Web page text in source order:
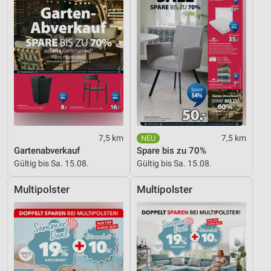
7,5 km
Gartenabverkauf
Gültig bis Sa. 15.08.
7,5 km
Spare bis zu 70%
Gültig bis Sa. 15.08.
Multipolster Multipolster
Verwendung reduzierter Daten zur Auswahl von
Inhalten
IAB-Besonderheiten:
Verwendung genauer Standortdaten
Geräte anhand von aktiv angeforderten
Informationen identifizieren
Performance
Funktional
Werbung